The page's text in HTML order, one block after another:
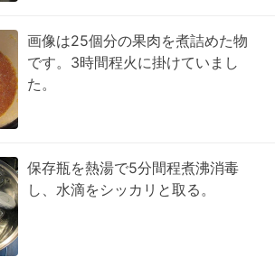
画像は25個分の果肉を煮詰めた物
です。3時間程火に掛けていまし
た。
保存瓶を熱湯で5分間程煮沸消毒
し、水滴をシッカリと取る。